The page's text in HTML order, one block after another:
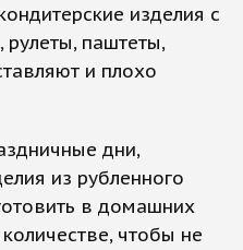
изделия с
паштеты,
и плохо
дни,
из рубленного
в домашних
чтобы не